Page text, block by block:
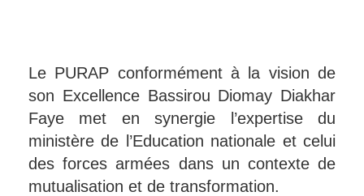
Le PURAP conformément à la vision de
son Excellence Bassirou Diomay Diakhar
Faye met en synergie l’expertise du
ministère de l’Education nationale et celui
des forces armées dans un contexte de
mutualisation et de transformation.